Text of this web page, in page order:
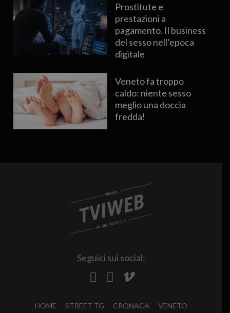
Prostitute e
prestazioni a
pagamento. Il business
del sesso nell’epoca
digitale
Veneto fa troppo
caldo: niente sesso
meglio una doccia
fredda!
Seguici sui social:
HOME STREET TG CRONACA
VENETO